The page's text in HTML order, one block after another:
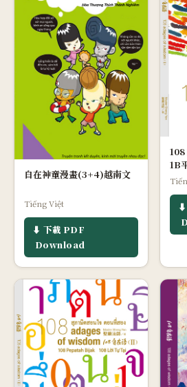
自在神童漫畫(3+4)越南文
Tiếng Việt
⬇ 下載 PDF
Download
1B
⬇